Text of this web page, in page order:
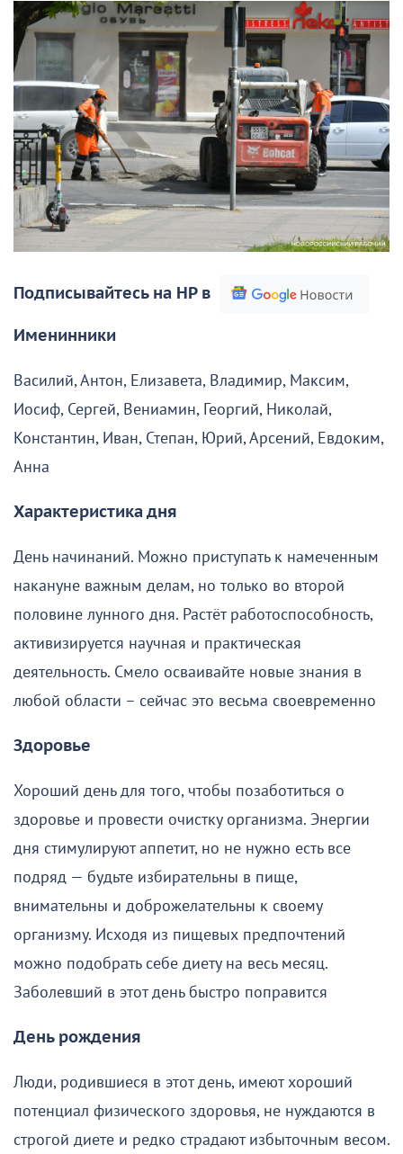
Подписывайтесь на НР в
Именинники
Василий, Антон, Елизавета, Владимир, Максим,
Иосиф, Сергей, Вениамин, Георгий, Николай,
Константин, Иван, Степан, Юрий, Арсений, Евдоким,
Анна
Характеристика дня
День начинаний. Можно приступать к намеченным
накануне важным делам, но только во второй
половине лунного дня. Растёт работоспособность,
активизируется научная и практическая
деятельность. Смело осваивайте новые знания в
любой области – сейчас это весьма своевременно
Здоровье
Хороший день для того, чтобы позаботиться о
здоровье и провести очистку организма. Энергии
дня стимулируют аппетит, но не нужно есть все
подряд — будьте избирательны в пище,
внимательны и доброжелательны к своему
организму. Исходя из пищевых предпочтений
можно подобрать себе диету на весь месяц.
Заболевший в этот день быстро поправится
День рождения
Люди, родившиеся в этот день, имеют хороший
потенциал физического здоровья, не нуждаются в
строгой диете и редко страдают избыточным весом.